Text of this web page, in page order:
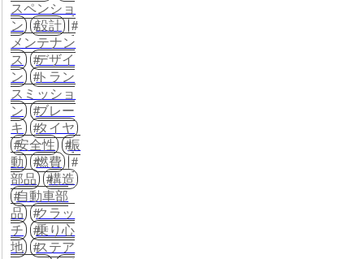
スペンショ
ン
設計
メンテナン
ス
デザイ
ン
トラン
スミッショ
ン
ブレー
キ
タイヤ
安全性
振
動
燃費
部品
構造
自動車部
品
クラッ
チ
乗り心
地
ステア